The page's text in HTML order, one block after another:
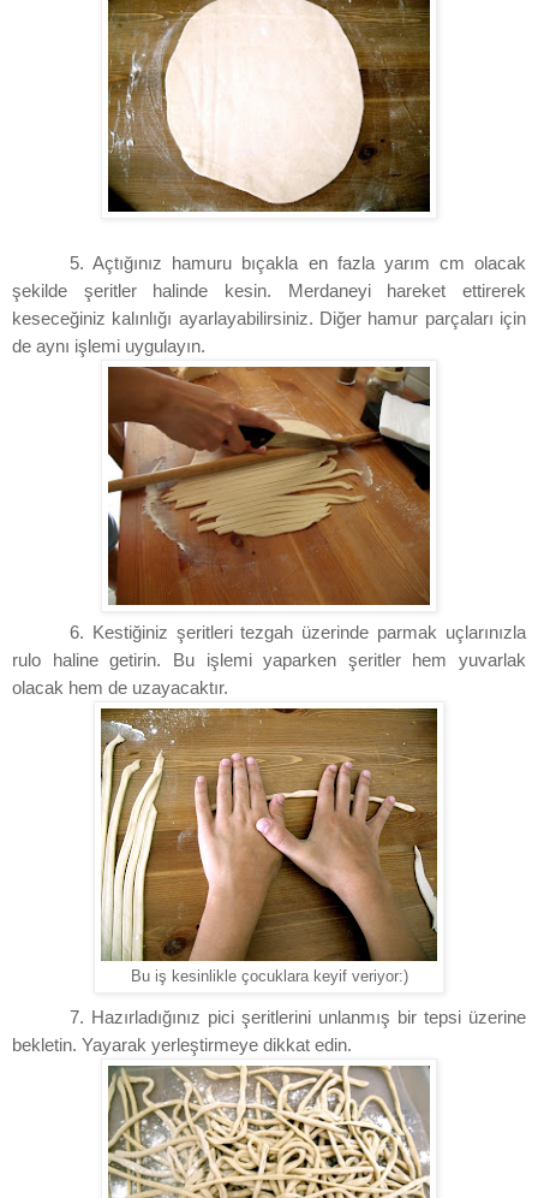
5. Açtığınız hamuru bıçakla en fazla yarım cm olacak
şekilde şeritler halinde kesin. Merdaneyi hareket ettirerek
keseceğiniz kalınlığı ayarlayabilirsiniz. Diğer hamur parçaları için
de aynı işlemi uygulayın.
6. Kestiğiniz şeritleri tezgah üzerinde parmak uçlarınızla
rulo haline getirin. Bu işlemi yaparken şeritler hem yuvarlak
olacak hem de uzayacaktır.
Bu iş kesinlikle çocuklara keyif veriyor:)
7. Hazırladığınız pici şeritlerini unlanmış bir tepsi üzerine
bekletin. Yayarak yerleştirmeye dikkat edin.